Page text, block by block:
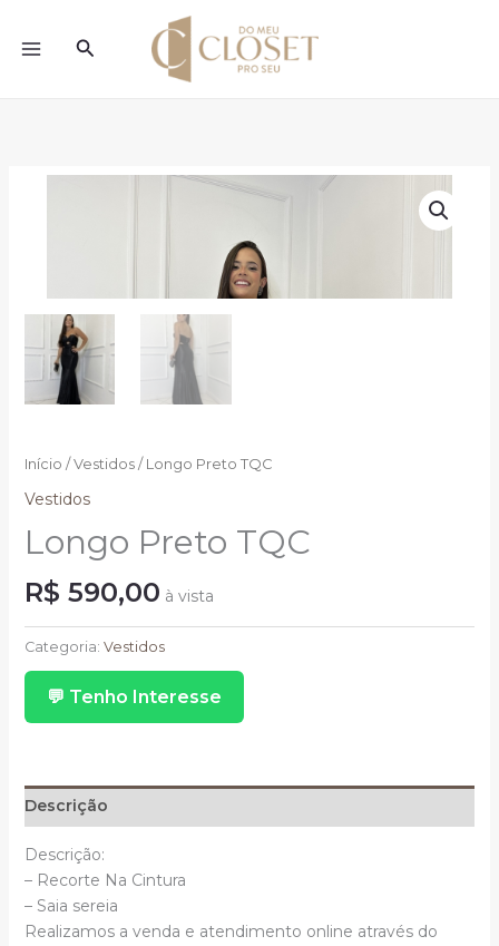
Pesquisar
Início / Vestidos/ Longo Preto TQC
Vestidos
Longo Preto TQC
R$ 590,00 à vista
Longo
Preto
TQC
quantidade
Categoria: Vestidos
💬 Tenho Interesse
Descrição
Descrição:
– Recorte Na Cintura
– Saia sereia
Realizamos a venda e atendimento online através do